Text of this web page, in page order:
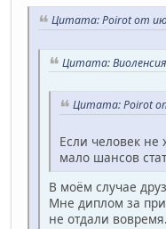
Цитата: Poirot от
Цитата:
Цитата: Poirot
Если человек не
мало шансов
В моём случае
Мне диплом за
не отдали вовремя.